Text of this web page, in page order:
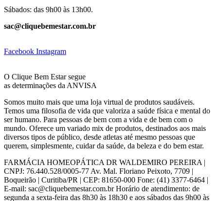
Sábados: das 9h00 às 13h00.
sac@cliquebemestar.com.br
Facebook Instagram
O Clique Bem Estar segue
as determinações da ANVISA
Somos muito mais que uma loja virtual de produtos saudáveis.
Temos uma filosofia de vida que valoriza a saúde física e mental do
ser humano. Para pessoas de bem com a vida e de bem com o
mundo. Oferece um variado mix de produtos, destinados aos mais
diversos tipos de público, desde atletas até mesmo pessoas que
querem, simplesmente, cuidar da saúde, da beleza e do bem estar.
FARMÁCIA HOMEOPÁTICA DR WALDEMIRO PEREIRA |
CNPJ: 76.440.528/0005-77 Av. Mal. Floriano Peixoto, 7709 |
Boqueirão | Curitiba/PR | CEP: 81650-000 Fone: (41) 3377-6464 |
E-mail: sac@cliquebemestar.com.br Horário de atendimento: de
segunda a sexta-feira das 8h30 às 18h30 e aos sábados das 9h00 às